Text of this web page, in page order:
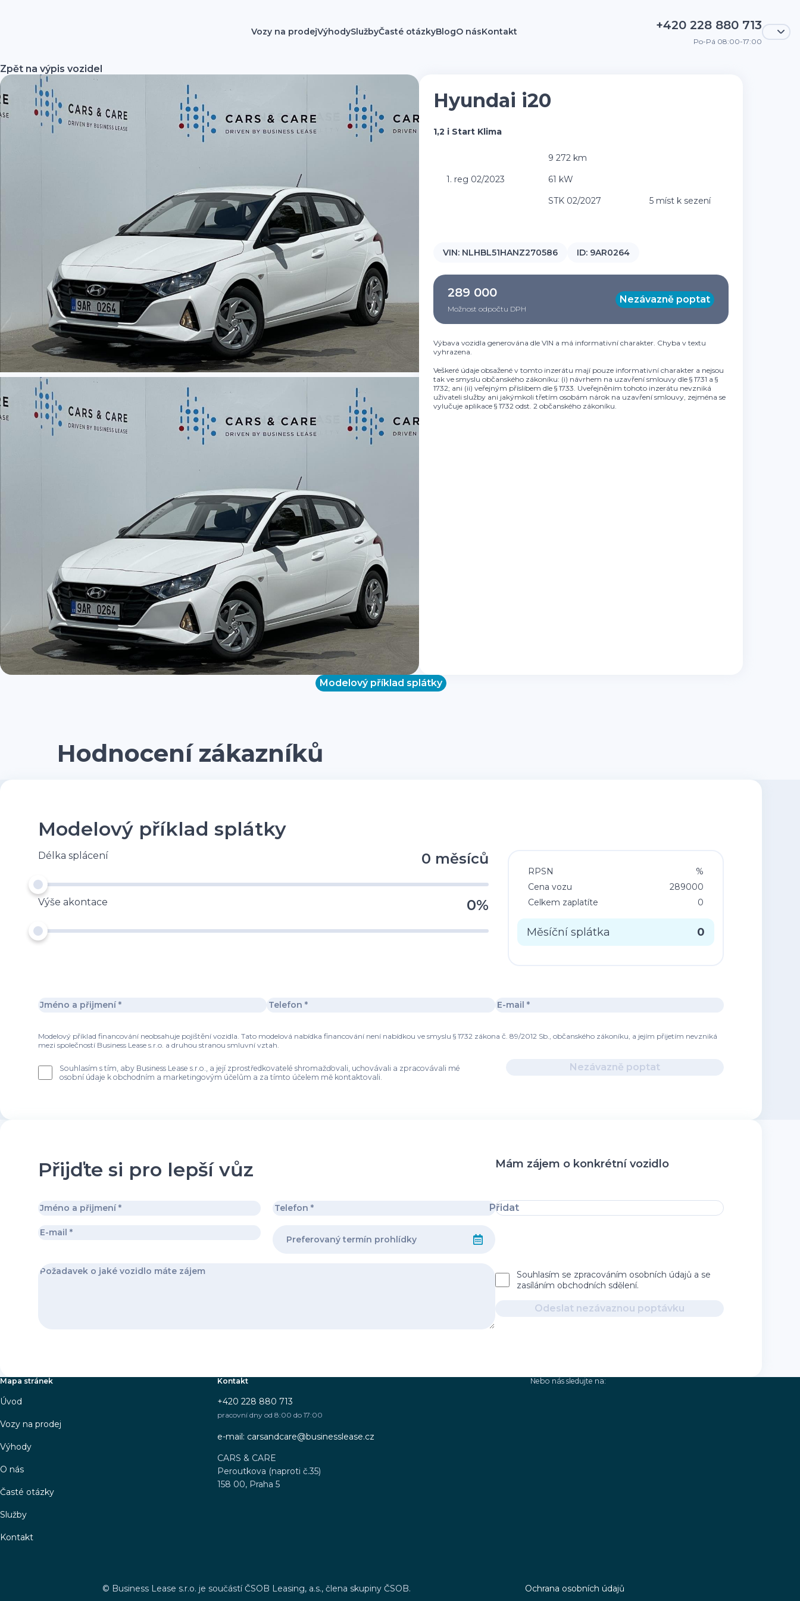
Vozy na prodejVýhodySlužbyČasté otázkyBlogO násKontakt +420 228 880 713
Po-Pá 08:00-17:00
Zpět na výpis vozidel
Hyundai i20
1,2 i Start Klima
9 272 km
1. reg 02/2023
61 kW
STK 02/2027
5 míst k sezení
VIN: NLHBL51HANZ270586 ID: 9AR0264
289 000
Možnost odpočtu DPH
Nezávazně poptat
Výbava vozidla generována dle VIN a má informativní charakter. Chyba v textu
vyhrazena.
Veškeré údaje obsažené v tomto inzerátu mají pouze informativní charakter a nejsou
tak ve smyslu občanského zákoníku: (i) návrhem na uzavření smlouvy dle § 1731 a §
1732; ani (ii) veřejným příslibem dle § 1733. Uveřejněním tohoto inzerátu nevzniká
uživateli služby ani jakýmkoli třetím osobám nárok na uzavření smlouvy, zejména se
vylučuje aplikace § 1732 odst. 2 občanského zákoníku.
Modelový příklad splátky
Hodnocení zákazníků
Modelový příklad splátky
Délka splácení 0 měsíců
Výše akontace 0%
RPSN
%
Cena vozu
289000
Celkem zaplatíte
0
Měsíční splátka 0
Modelový příklad financování neobsahuje pojištění vozidla. Tato modelová nabídka financování není nabídkou ve smyslu § 1732 zákona č. 89/2012 Sb., občanského zákoníku, a jejím přijetím nevzniká
mezi společností Business Lease s.r.o. a druhou stranou smluvní vztah.
Souhlasím s tím, aby Business Lease s.r.o., a její zprostředkovatelé shromažďovali, uchovávali a zpracovávali mé
osobní údaje k obchodním a marketingovým účelům a za tímto účelem mě kontaktovali.
Nezávazně poptat
Přijďte si pro lepší vůz Mám zájem o konkrétní vozidlo
Přidat
Souhlasím se zpracováním osobních údajů a se
zasíláním obchodních sdělení.
Odeslat nezávaznou poptávku
Mapa stránek
Úvod
Vozy na prodej
Výhody
O nás
Časté otázky
Služby
Kontakt
Kontakt
+420 228 880 713
pracovní dny od 8:00 do 17:00
e-mail: carsandcare@businesslease.cz
CARS & CARE
Peroutkova (naproti č.35)
158 00, Praha 5
Nebo nás sledujte na:
© Business Lease s.r.o. je součástí ČSOB Leasing, a.s., člena skupiny ČSOB. Ochrana osobních údajů